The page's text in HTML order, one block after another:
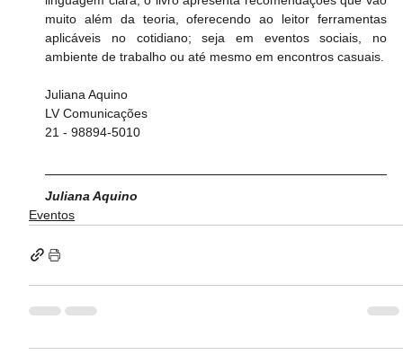
muito além da teoria, oferecendo ao leitor ferramentas
aplicáveis no cotidiano; seja em eventos sociais, no
ambiente de trabalho ou até mesmo em encontros casuais.
Juliana Aquino
LV Comunicações
21 - 98894-5010
Juliana Aquino
Eventos